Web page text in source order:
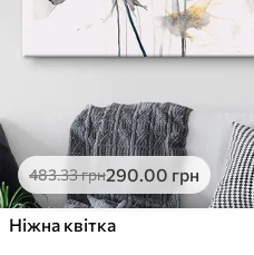
483.33грн290 .00 грн
Ніжна квітка